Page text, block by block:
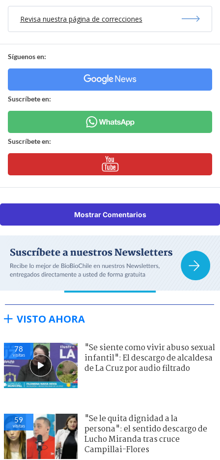
Revisa nuestra página de correcciones
Síguenos en:
Suscríbete en:
Suscríbete en:
Mostrar Comentarios
VISTO AHORA
78
visitas
"Se siente como vivir abuso sexual
infantil": El descargo de alcaldesa
de La Cruz por audio filtrado
59
visitas
"Se le quita dignidad a la
persona": el sentido descargo de
Lucho Miranda tras cruce
Campillai-Flores